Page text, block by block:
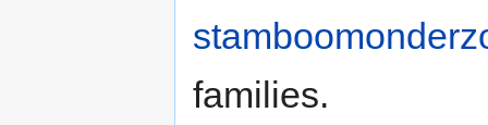
families.